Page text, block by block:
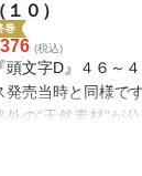
０）
巻
(税込)
頭文字D』４６～
発売当時と同様です
外の“天然素材”が
ア最終戦。ダウン